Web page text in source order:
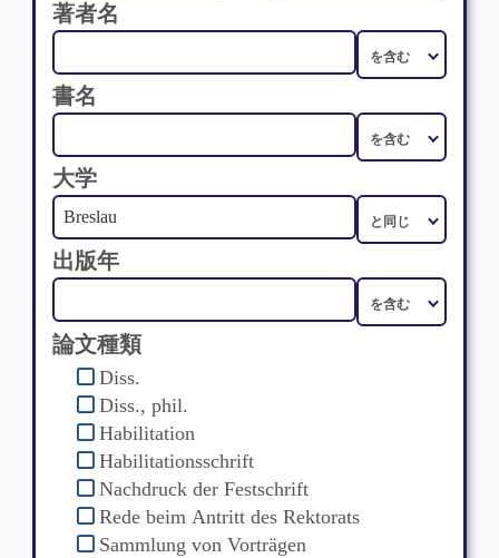
著者名
書名
大学
出版年
論文種類
Diss.
Diss., phil.
Habilitation
Habilitationsschrift
Nachdruck der Festschrift
Rede beim Antritt des Rektorats
Sammlung von Vorträgen